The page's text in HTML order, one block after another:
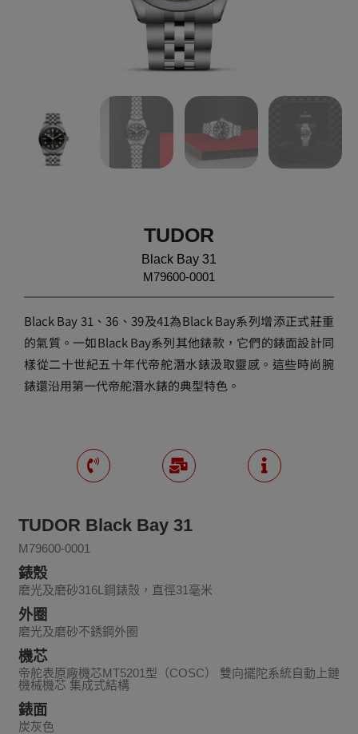
TUDOR
Black Bay 31
M79600-0001
Black Bay 31、36、39及41為Black Bay系列增添正式莊重
的氣質。一如Black Bay系列其他錶款，它們的錶面設計同
樣從二十世紀五十年代帝舵潛水錶汲取靈感。這些時尚腕
錶還沿用第一代帝舵潛水錶的典型特色。
TUDOR Black Bay 31
M79600-0001
錶殼
磨光及磨砂316L鋼錶殼，直徑31毫米
外圈
磨光及磨砂不銹鋼外圈
機芯
帝舵表原廠機芯MT5201型（COSC） 雙向擺陀系統自動上鏈
機械機芯 集成式結構
錶面
炭灰色